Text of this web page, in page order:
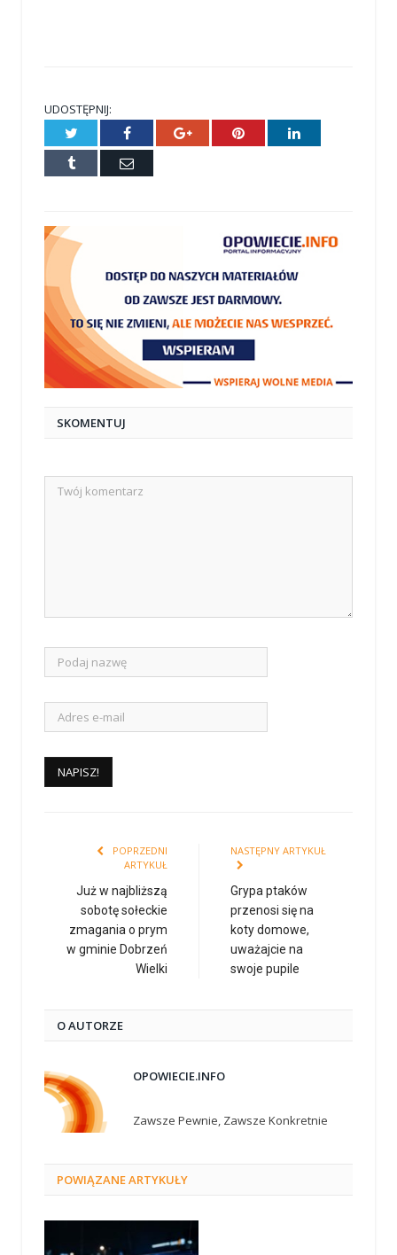
UDOSTĘPNIJ:
Twitter Facebook Google+ Pinterest LinkedIn
Tumblr
E-
SKOMENTUJ
POPRZEDNI
ARTYKUŁ
Już w najbliższą
sobotę sołeckie
zmagania o prym
w gminie Dobrzeń
Wielki
NASTĘPNY ARTYKUŁ
Grypa ptaków
przenosi się na
koty domowe,
uważajcie na
swoje pupile
O AUTORZE
OPOWIECIE.INFO
Zawsze Pewnie, Zawsze Konkretnie
POWIĄZANEARTYKUŁY